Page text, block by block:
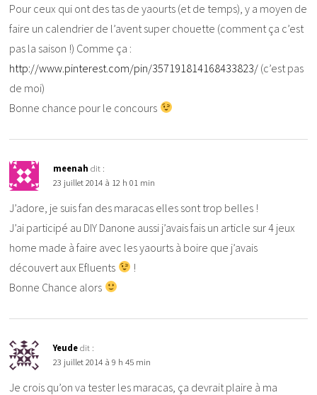
Pour ceux qui ont des tas de yaourts (et de temps), y a moyen de
faire un calendrier de l’avent super chouette (comment ça c’est
pas la saison !) Comme ça :
http://www.pinterest.com/pin/357191814168433823/ (c’est pas
de moi)
Bonne chance pour le concours
meenah dit :
23 juillet 2014 à 12 h 01 min
J’adore, je suis fan des maracas elles sont trop belles !
J’ai participé au DIY Danone aussi j’avais fais un article sur 4 jeux
home made à faire avec les yaourts à boire que j’avais
découvert aux Efluents
!
Bonne Chance alors
Yeude dit :
23 juillet 2014 à 9 h 45 min
Je crois qu’on va tester les maracas, ça devrait plaire à ma